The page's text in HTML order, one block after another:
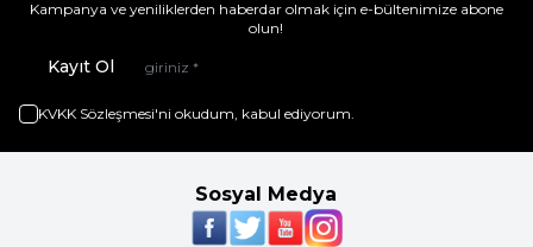
Kampanya ve yeniliklerden haberdar olmak için e-bültenimize abone
olun!
Kayıt Ol
KVKK Sözleşmesi'ni okudum, kabul ediyorum.
Sosyal Medya